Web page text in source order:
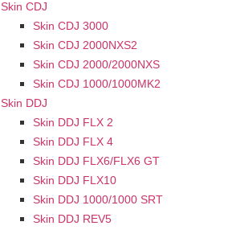
Skin CDJ
Skin CDJ 3000
Skin CDJ 2000NXS2
Skin CDJ 2000/2000NXS
Skin CDJ 1000/1000MK2
Skin DDJ
Skin DDJ FLX 2
Skin DDJ FLX 4
Skin DDJ FLX6/FLX6 GT
Skin DDJ FLX10
Skin DDJ 1000/1000 SRT
Skin DDJ REV5